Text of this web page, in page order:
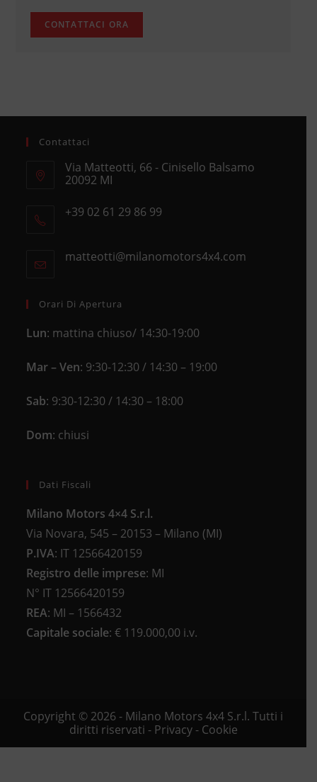
Contattaci
Via Matteotti, 66 - Cinisello Balsamo
20092 MI
in
+39 02 61 29 86 99
your
matteotti@milanomotors4x4.comOpens
Orari Di Apertura
Lun: mattina chiuso/ 14:30-19:00
Mar – Ven: 9:30-12:30 / 14:30 – 19:00
Sab: 9:30-12:30 / 14:30 – 18:00
Dom: chiusi
Dati Fiscali
Milano Motors 4×4 S.r.l.
Via Novara, 545 – 20153 – Milano (MI)
P.IVA: IT 12566420159
Registro delle imprese: MI
N° IT 12566420159
REA: MI – 1566432
Capitale sociale: € 119.000,00 i.v.
Copyright © 2026 - Milano Motors 4x4 S.r.l. Tutti i
diritti riservati - Privacy- Cookie